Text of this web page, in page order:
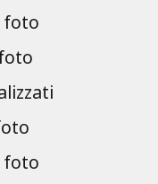
foto
foto